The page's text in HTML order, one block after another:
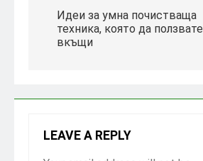
Идеи за умна почистваща
техника, която да ползвате
вкъщи
LEAVE A REPLY